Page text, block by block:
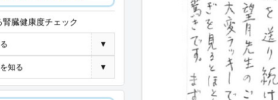
腎臓健康度チェック
▼
知る ▼